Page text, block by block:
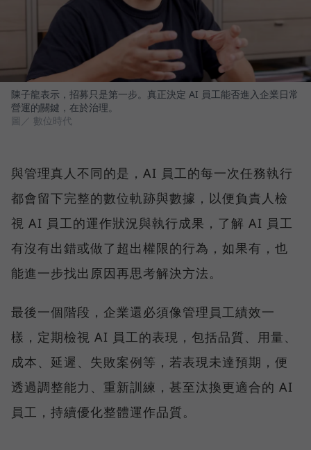
陳子龍表示，招募只是第一步。真正決定 AI 員工能否進入企業日常
營運的關鍵，在於治理。
圖／ 數位時代
與管理真人不同的是，AI 員工的每一次任務執行
都會留下完整的數位軌跡與數據，以便負責人檢
視 AI 員工的運作狀況與執行成果，了解 AI 員工
有沒有出錯或做了超出權限的行為，如果有，也
能進一步找出原因再思考解決方法。
最後一個階段，企業還必須像管理員工績效一
樣，定期檢視 AI 員工的表現，包括品質、用量、
成本、延遲、失敗案例等，若表現未達預期，便
透過調整能力、重新訓練，甚至汰換更適合的 AI
員工，持續優化整體運作品質。